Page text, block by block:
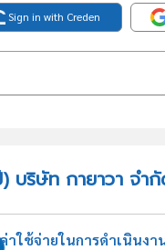
Sign in with Creden
บริษัท กายาวา จำ
ค่าใช้จ่ายในการดำเนินงา